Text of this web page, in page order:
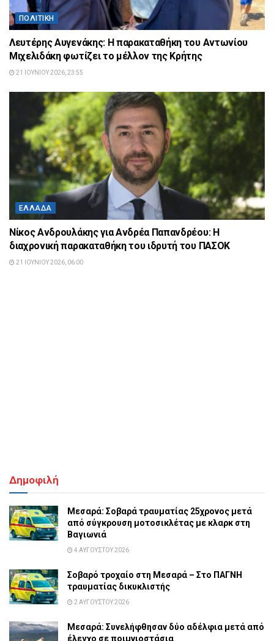
ΠΟΛΙΤΙΚΉ
Λευτέρης Αυγενάκης: Η παρακαταθήκη του Αντωνίου
Μιχελιδάκη φωτίζει το μέλλον της Κρήτης
21 ΙΟΥΝΊΟΥ 2026, 23:55
ΕΛΛΆΔΑ
Νίκος Ανδρουλάκης για Ανδρέα Παπανδρέου: Η
διαχρονική παρακαταθήκη του ιδρυτή του ΠΑΣΟΚ
21 ΙΟΥΝΊΟΥ 2026, 06:00
Δημοφιλή
Μεσαρά: Σοβαρά τραυματίας 25χρονος μετά
από σύγκρουση μοτοσικλέτας με κλαρκ στη
Βαγιωνιά
4 ΑΥΓΟΎΣΤΟΥ 2026
Σοβαρό τροχαίο στη Μεσαρά – Στο ΠΑΓΝΗ
τραυματίας δικυκλιστής
2 ΑΥΓΟΎΣΤΟΥ 2026
Μεσαρά: Συνελήφθησαν δύο αδέλφια μετά από
έλεγχο σε ποιμνιοστάσια